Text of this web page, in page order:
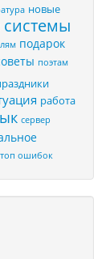
новые
подарок
поэтам
работа
сервер
топ ошибок